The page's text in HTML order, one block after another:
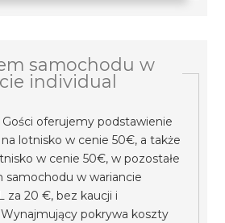
samochodu w
individual
Gości oferujemy podstawienie
lotnisko w cenie 50€, a także
w cenie 50€, w pozostałe
samochodu w wariancie
za 20 €, bez kaucji i
pokrywa koszty